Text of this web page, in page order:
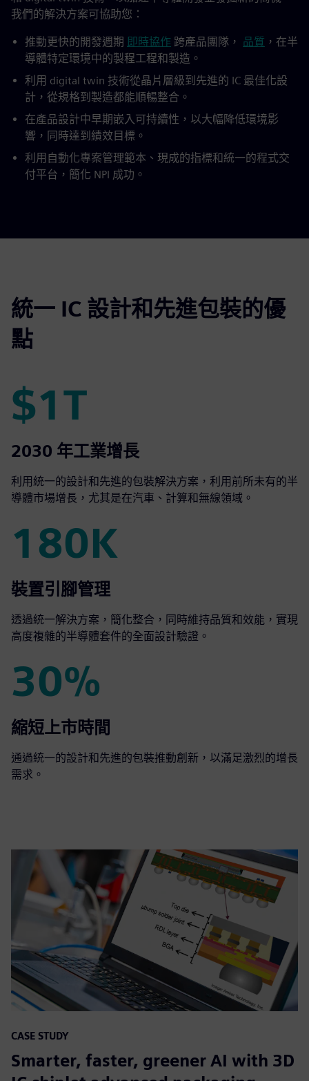
我們的解決方案可協助您：
推動更快的開發週期 即時協作 跨產品團隊， 品質 ，在半
導體特定環境中的製程工程和製造。
利用 digital twin 技術從晶片層級到先進的 IC 最佳化設
計，從規格到製造都能順暢整合。
在產品設計中早期嵌入可持續性，以大幅降低環境影
響，同時達到績效目標。
利用自動化專案管理範本、現成的指標和統一的程式交
付平台，簡化 NPI 成功。
統一 IC 設計和先進包裝的優
點
$1T
$1T
2030 年工業增長
利用統一的設計和先進的包裝解決方案，利用前所未有的半
導體市場增長，尤其是在汽車、計算和無線領域。
180K
180K
裝置引腳管理
透過統一解決方案，簡化整合，同時維持品質和效能，實現
高度複雜的半導體套件的全面設計驗證。
30%
30%
縮短上市時間
通過統一的設計和先進的包裝推動創新，以滿足激烈的增長
需求。
CASE STUDY
Smarter, faster, greener AI with 3D